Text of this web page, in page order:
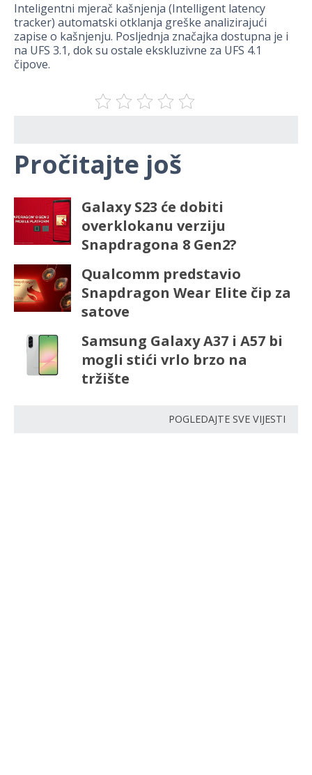
Inteligentni mjerač kašnjenja (Intelligent latency
tracker) automatski otklanja greške analizirajući
zapise o kašnjenju. Posljednja značajka dostupna je i
na UFS 3.1, dok su ostale ekskluzivne za UFS 4.1
čipove.
Pročitajte još
Galaxy S23 će dobiti
overklokanu verziju
Snapdragona 8 Gen2?
Qualcomm predstavio
Snapdragon Wear Elite čip za
satove
Samsung Galaxy A37 i A57 bi
mogli stići vrlo brzo na
tržište
POGLEDAJTE SVE VIJESTI